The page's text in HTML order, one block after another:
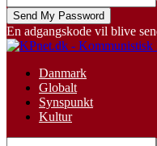
En adgangskode vil blive
Danmark
Globalt
Synspunkt
Kultur